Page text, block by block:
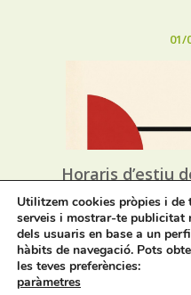
01/
Horaris d’estiu
i
31/
Utilitzem cookies pròpies i de
serveis i mostrar-te publicitat
dels usuaris en base a un
hàbits de navegació. Pots
les teves preferències:
paràmetres